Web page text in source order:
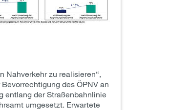
Nahverkehr zu realisieren“,
des ÖPNV an
entlang der Straßenbahnlinie
umgesetzt. Erwartete